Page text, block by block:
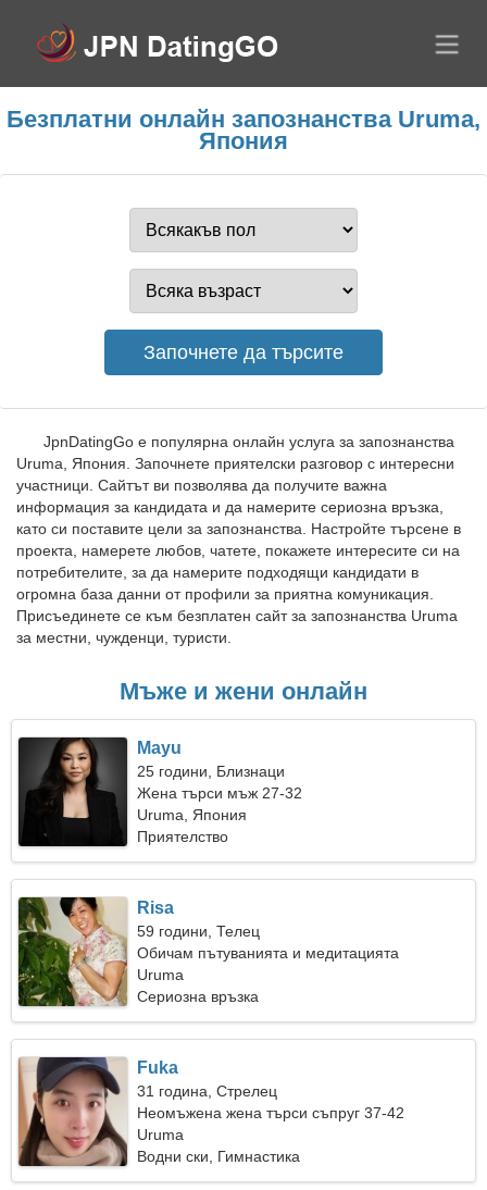
Безплатни онлайн запознанства Uruma,
Япония
JpnDatingGo е популярна онлайн услуга за запознанства
Uruma, Япония. Започнете приятелски разговор с интересни
участници. Сайтът ви позволява да получите важна
информация за кандидата и да намерите сериозна връзка,
като си поставите цели за запознанства. Настройте търсене в
проекта, намерете любов, чатете, покажете интересите си на
потребителите, за да намерите подходящи кандидати в
огромна база данни от профили за приятна комуникация.
Присъединете се към безплатен сайт за запознанства Uruma
за местни, чужденци, туристи.
Мъже и жени онлайн
Mayu
25 години, Близнаци
Жена търси мъж 27-32
Uruma, Япония
Приятелство
Risa
59 години, Телец
Обичам пътуванията и медитацията
Uruma
Сериозна връзка
Fuka
31 година, Стрелец
Неомъжена жена търси съпруг 37-42
Uruma
Водни ски, Гимнастика